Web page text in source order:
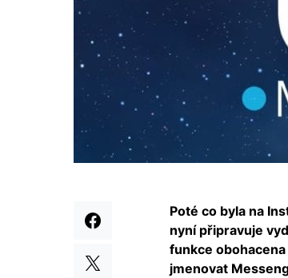
Poté co byla na
nyní připravuje
funkce
jmenovat